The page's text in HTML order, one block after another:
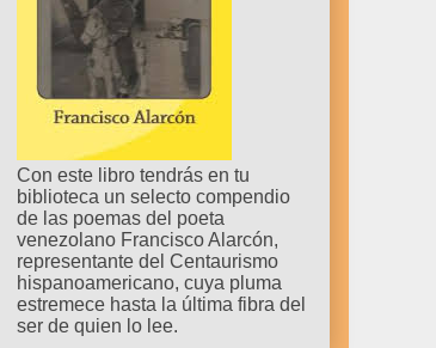
Con este libro tendrás en tu
biblioteca un selecto compendio
de las poemas del poeta
venezolano Francisco Alarcón,
representante del Centaurismo
hispanoamericano, cuya pluma
estremece hasta la última fibra del
ser de quien lo lee.